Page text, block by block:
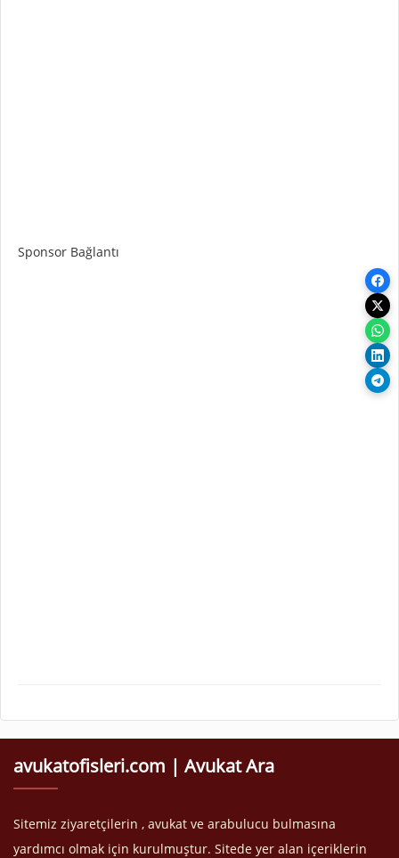
Sponsor Bağlantı
avukatofisleri.com | Avukat Ara
Sitemiz ziyaretçilerin , avukat ve arabulucu bulmasına
yardımcı olmak için kurulmuştur. Sitede yer alan içeriklerin